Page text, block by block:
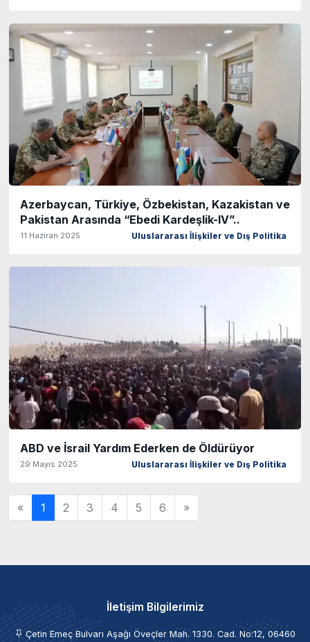
Azerbaycan, Türkiye, Özbekistan, Kazakistan ve
Pakistan Arasında “Ebedi Kardeşlik-IV”..
11 Haziran 2025 Uluslararası İlişkiler ve Dış Politika
ABD ve İsrail Yardım Ederken de Öldürüyor
29 Mayıs 2025 Uluslararası İlişkiler ve Dış Politika
« 1 2 3 4 5 6 »
İletişim Bilgilerimiz
Çetin Emeç Bulvarı Aşağı Öveçler Mah. 1330. Cad. No:12, 06460